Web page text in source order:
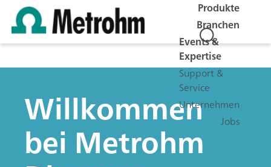
Produkte
Branchen
Events &
Expertise
Support &
Service
Unternehmen
Jobs
Willkommen
bei Metrohm